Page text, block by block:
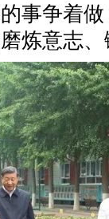
事争着
炼意志